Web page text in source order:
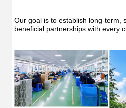
Our goal is to establish long-term,
beneficial partnerships with every